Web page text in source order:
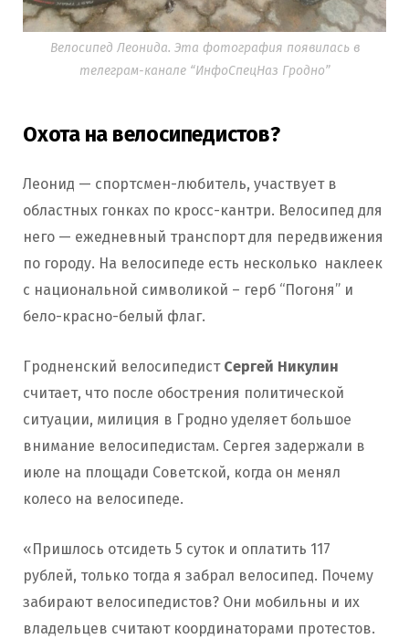
Велосипед Леонида. Эта фотография появилась в
телеграм-канале “ИнфоСпецНаз Гродно”
Охота на велосипедистов?
Леонид — спортсмен-любитель, участвует в
областных гонках по кросс-кантри. Велосипед для
него — ежедневный транспорт для передвижения
по городу. На велосипеде есть несколько наклеек
с национальной символикой – герб “Погоня” и
бело-красно-белый флаг.
Гродненский велосипедист Сергей Никулин
считает, что после обострения политической
ситуации, милиция в Гродно уделяет большое
внимание велосипедистам. Сергея задержали в
июле на площади Советской, когда он менял
колесо на велосипеде.
«Пришлось отсидеть 5 суток и оплатить 117
рублей, только тогда я забрал велосипед. Почему
забирают велосипедистов? Они мобильны и их
владельцев считают координаторами протестов.